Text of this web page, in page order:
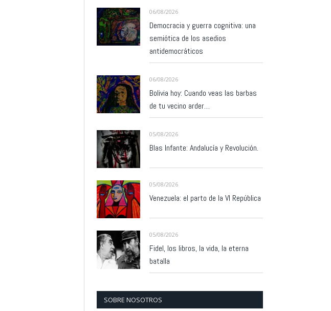
06/08/2026
Democracia y guerra cognitiva: una
semiótica de los asedios
antidemocráticos
06/08/2026
Bolivia hoy: Cuando veas las barbas
de tu vecino arder…
05/08/2026
Blas Infante: Andalucía y Revolución.
05/08/2026
Venezuela: el parto de la VI República
05/08/2026
Fidel, los libros, la vida, la eterna
batalla
SOBRE NOSOTROS